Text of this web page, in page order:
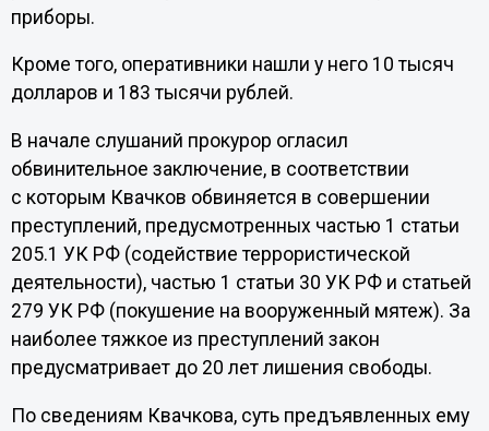
приборы.
Кроме того, оперативники нашли у него 10 тысяч
долларов и 183 тысячи рублей.
В начале слушаний прокурор огласил
обвинительное заключение, в соответствии
с которым Квачков обвиняется в совершении
преступлений, предусмотренных частью 1 статьи
205.1 УК РФ (содействие террористической
деятельности), частью 1 статьи 30 УК РФ и статьей
279 УК РФ (покушение на вооруженный мятеж). За
наиболее тяжкое из преступлений закон
предусматривает до 20 лет лишения свободы.
По сведениям Квачкова, суть предъявленных ему